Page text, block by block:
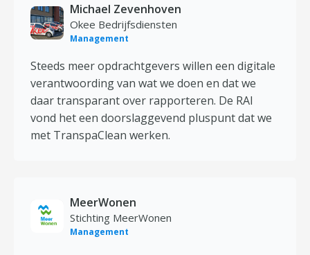
Michael Zevenhoven
Okee Bedrijfsdiensten
Management
Steeds meer opdrachtgevers willen een digitale
verantwoording van wat we doen en dat we
daar transparant over rapporteren. De RAI
vond het een doorslaggevend pluspunt dat we
met TranspaClean werken.
MeerWonen
Stichting MeerWonen
Management